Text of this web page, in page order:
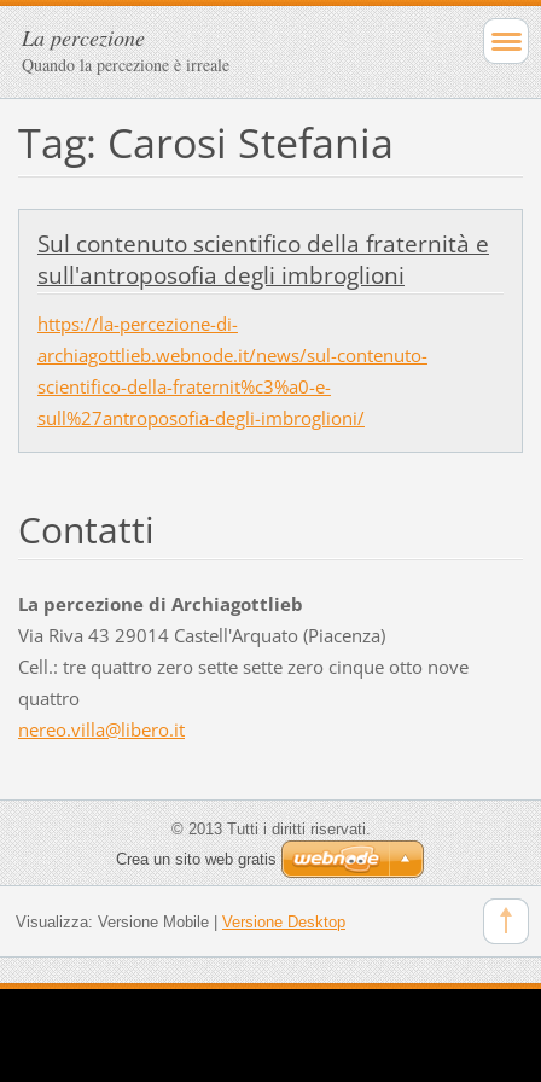
La percezione
Quando la percezione è irreale
Tag: Carosi Stefania
Sul contenuto scientifico della fraternità e
sull'antroposofia degli imbroglioni
https://la-percezione-di-
archiagottlieb.webnode.it/news/sul-contenuto-
scientifico-della-fraternit%c3%a0-e-
sull%27antroposofia-degli-imbroglioni/
Contatti
La percezione di Archiagottlieb
Via Riva 43 29014 Castell'Arquato (Piacenza)
Cell.: tre quattro zero sette sette zero cinque otto nove
quattro
nereo.villa@libero.it
© 2013 Tutti i diritti riservati.
Crea un sito web gratis
Visualizza: Versione Mobile| Versione Desktop